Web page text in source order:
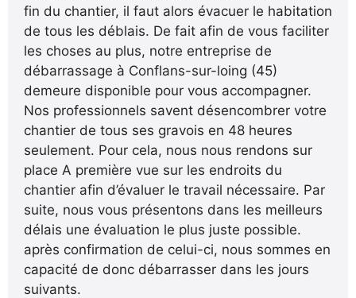
fin du chantier, il faut alors évacuer le habitation
de tous les déblais. De fait afin de vous faciliter
les choses au plus, notre entreprise de
débarrassage à Conflans-sur-loing (45)
demeure disponible pour vous accompagner.
Nos professionnels savent désencombrer votre
chantier de tous ses gravois en 48 heures
seulement. Pour cela, nous nous rendons sur
place A première vue sur les endroits du
chantier afin d’évaluer le travail nécessaire. Par
suite, nous vous présentons dans les meilleurs
délais une évaluation le plus juste possible.
après confirmation de celui-ci, nous sommes en
capacité de donc débarrasser dans les jours
suivants.